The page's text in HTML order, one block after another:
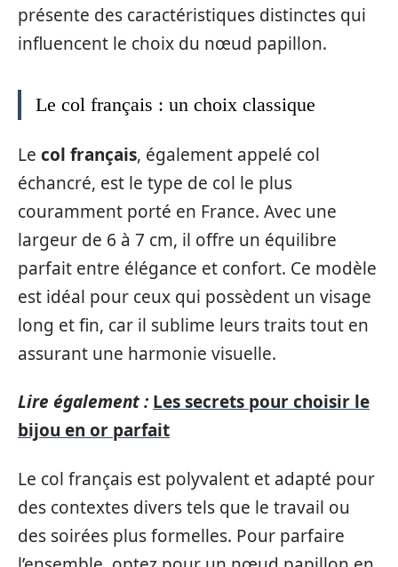
présente des caractéristiques distinctes qui
influencent le choix du nœud papillon.
Le col français : un choix classique
Le col français, également appelé col
échancré, est le type de col le plus
couramment porté en France. Avec une
largeur de 6 à 7 cm, il offre un équilibre
parfait entre élégance et confort. Ce modèle
est idéal pour ceux qui possèdent un visage
long et fin, car il sublime leurs traits tout en
assurant une harmonie visuelle.
Lire également : Les secrets pour choisir le
bijou en or parfait
Le col français est polyvalent et adapté pour
des contextes divers tels que le travail ou
des soirées plus formelles. Pour parfaire